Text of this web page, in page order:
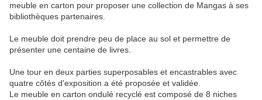
meuble en carton pour proposer une collection de Mangas à ses
bibliothèques partenaires.
Le meuble doit prendre peu de place au sol et permettre de
présenter une centaine de livres.
Une tour en deux parties superposables et encastrables avec
quatre côtés d'exposition a été proposée et validée.
Le meuble en carton ondulé recyclé est composé de 8 niches